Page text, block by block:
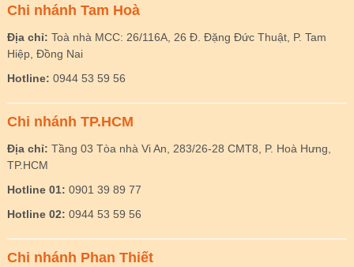
Chi nhánh Tam Hoà
Địa chỉ: Toà nhà MCC: 26/116A, 26 Đ. Đặng Đức Thuật, P. Tam
Hiệp, Đồng Nai
Hotline: 0944 53 59 56
Chi nhánh TP.HCM
Địa chỉ: Tầng 03 Tòa nhà Vi An, 283/26-28 CMT8, P. Hoà Hưng,
TP.HCM
Hotline 01: 0901 39 89 77
Hotline 02: 0944 53 59 56
Chi nhánh Phan Thiết